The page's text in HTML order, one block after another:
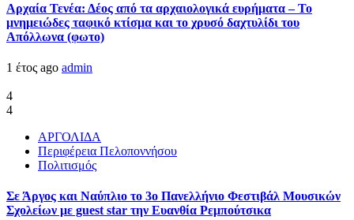
Αρχαία Τενέα: Δέος από τα αρχαιολογικά ευρήματα – Το
μνημειώδες ταφικό κτίσμα και το χρυσό δαχτυλίδι του
Απόλλωνα (φωτο)
1 έτος ago admin
4
4
ΑΡΓΟΛΙΔΑ
Περιφέρεια Πελοποννήσου
Πολιτισμός
Σε Άργος και Ναύπλιο το 3ο Πανελλήνιο Φεστιβάλ Μουσικών
Σχολείων με guest star την Ευανθία Ρεμπούτσικα